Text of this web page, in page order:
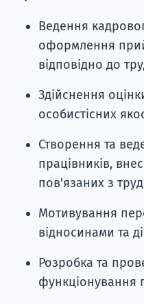
Ведення
оформлення
відповідно до
Здійснення
особистісних
Створення та
працівників,
пов'язаних з
Мотивування
відносинами та
Розробка та
функціонування